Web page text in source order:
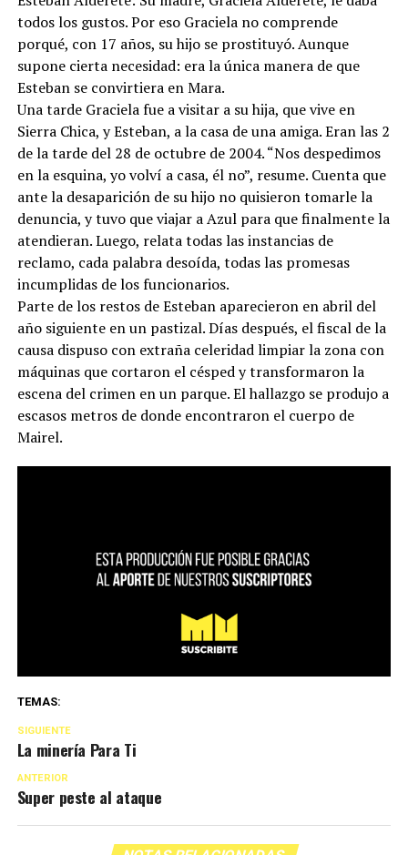
todos los gustos. Por eso Graciela no comprende
porqué, con 17 años, su hijo se prostituyó. Aunque
supone cierta necesidad: era la única manera de que
Esteban se convirtiera en Mara.
Una tarde Graciela fue a visitar a su hija, que vive en
Sierra Chica, y Esteban, a la casa de una amiga. Eran las 2
de la tarde del 28 de octubre de 2004. “Nos despedimos
en la esquina, yo volví a casa, él no”, resume. Cuenta que
ante la desaparición de su hijo no quisieron tomarle la
denuncia, y tuvo que viajar a Azul para que finalmente la
atendieran. Luego, relata todas las instancias de
reclamo, cada palabra desoída, todas las promesas
incumplidas de los funcionarios.
Parte de los restos de Esteban aparecieron en abril del
año siguiente en un pastizal. Días después, el fiscal de la
causa dispuso con extraña celeridad limpiar la zona con
máquinas que cortaron el césped y transformaron la
escena del crimen en un parque. El hallazgo se produjo a
escasos metros de donde encontraron el cuerpo de
Mairel.
TEMAS:
SIGUIENTE
La minería Para Ti
ANTERIOR
Super peste al ataque